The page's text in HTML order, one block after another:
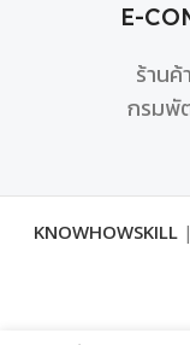
E-
ร้าน
กรมพั
KNOWHOWSKILL |